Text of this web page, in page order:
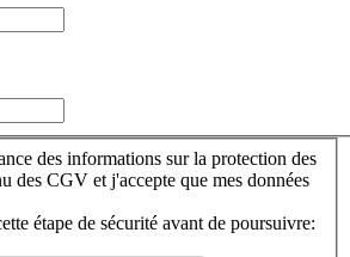
des informations sur la protection des
des CGV et j'accepte que mes données
étape de sécurité avant de poursuivre: